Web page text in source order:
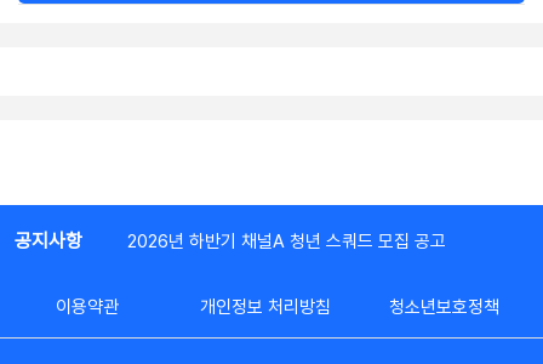
공지사항 2026년 하반기 채널A 청년 스쿼드 모집 공고
이용약관 개인정보 처리방침 청소년보호정책